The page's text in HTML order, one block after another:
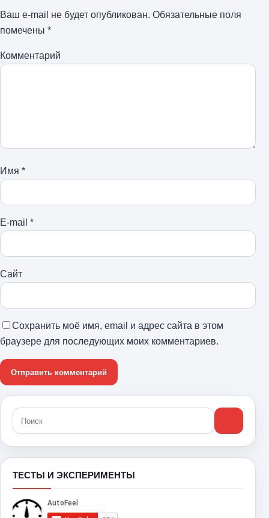
Ваш e-mail не будет опубликован. Обязательные поля
помечены *
Комментарий
Имя *
E-mail *
Сайт
Сохранить моё имя, email и адрес сайта в этом
браузере для последующих моих комментариев.
ТЕСТЫ И ЭКСПЕРИМЕНТЫ